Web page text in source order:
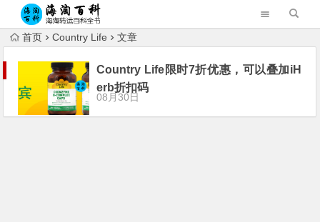
首页 Country Life 文章
Country Life限时7折优惠，可以叠加iH
erb折扣码
08月30日